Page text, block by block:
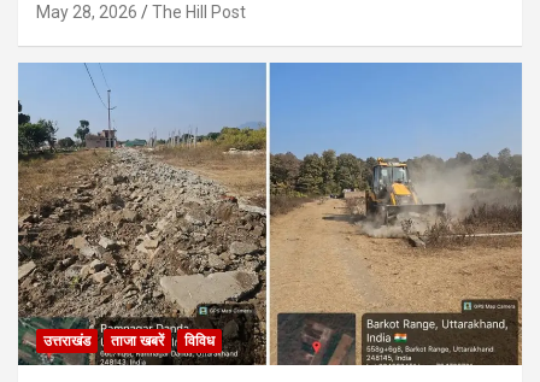
May 28, 2026 The Hill Post
उत्तराखंड ताजा खबरें विविध